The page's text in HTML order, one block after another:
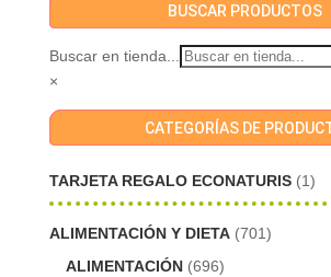
BUSCAR PRODUCTOS
Buscar en tienda...
×
CATEGORÍAS DE
TARJETA REGALO ECONATURIS (1)
ALIMENTACIÓN Y DIETA (701)
ALIMENTACIÓN (696)